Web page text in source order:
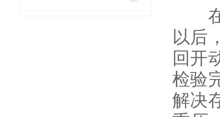
在
以后
回开
检验
解决